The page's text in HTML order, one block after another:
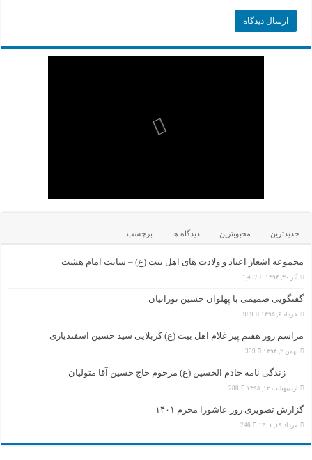
جدیدترین محبوبترین دیدگاه ها برچسب
مجموعه اشعار اعیاد و ولادت های اهل بیت (ع) – سایت امام هشت
آذر ۳۰, ۱۳۹۴ 1,437
گفتگویی صمیمی با پهلوان حسین تورانیان
خرداد ۶, ۱۳۹۵ 989
مراسم روز هفتم پیر غلام اهل بیت (ع) کربلایی سید حسین اسفندیاری
بهمن ۲, ۱۳۹۴ 359
زندگی نامه خادم الحسین (ع) مرحوم حاج حسین آقا متولیان
اردیبهشت ۱۲, ۱۳۹۵ 280
گزارش تصویری روز عاشورا محرم ۱۴۰۱
مرداد ۱۹, ۱۴۰۱ 246